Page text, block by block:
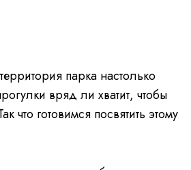
парка настолько
вряд ли хватит, чтобы
что готовимся посвятить этому